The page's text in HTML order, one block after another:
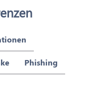
Phishing